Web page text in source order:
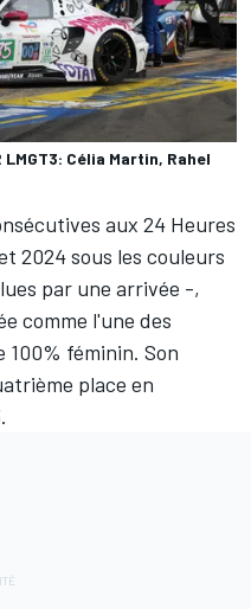
Célia Martin, Rahel
aux 24 Heures
2024 sous les couleurs
par une arrivée -,
comme l'une des
100% féminin. Son
place en